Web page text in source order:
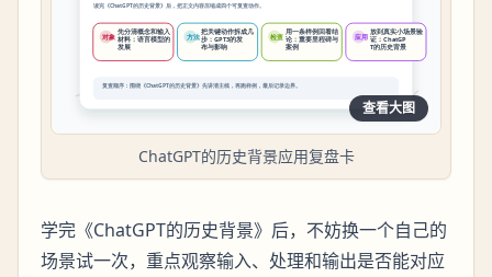
查看大图
ChatGPT的历史背景应用复盘卡
学完《ChatGPT的历史背景》后，不妨换一个自己的
场景试一次，重点观察输入、处理和输出是否能对应